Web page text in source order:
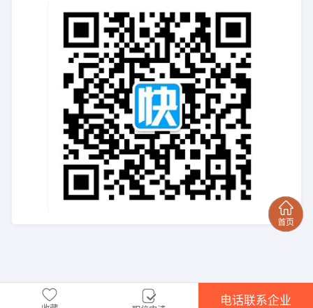
电话联系企业